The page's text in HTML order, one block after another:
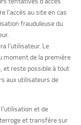
l’accès au site en cas
frauduleuse du
l’utilisateur. Le
moment de la première
et reste possible à tout
aux utilisateurs de
et de
et transfère sur